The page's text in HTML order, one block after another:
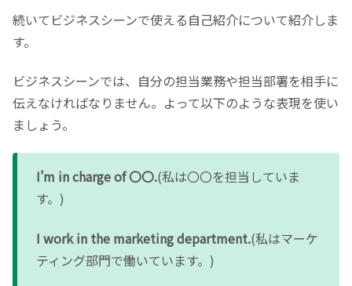
続いてビジネスシーンで使える自己紹介について紹介しま
す。
ビジネスシーンでは、自分の担当業務や担当部署を相手に
伝えなければなりません。よって以下のような表現を使い
ましょう。
I’m in charge of 〇〇.(私は〇〇を担当していま
す。)
I work in the marketing department.(私はマーケ
ティング部門で働いています。)